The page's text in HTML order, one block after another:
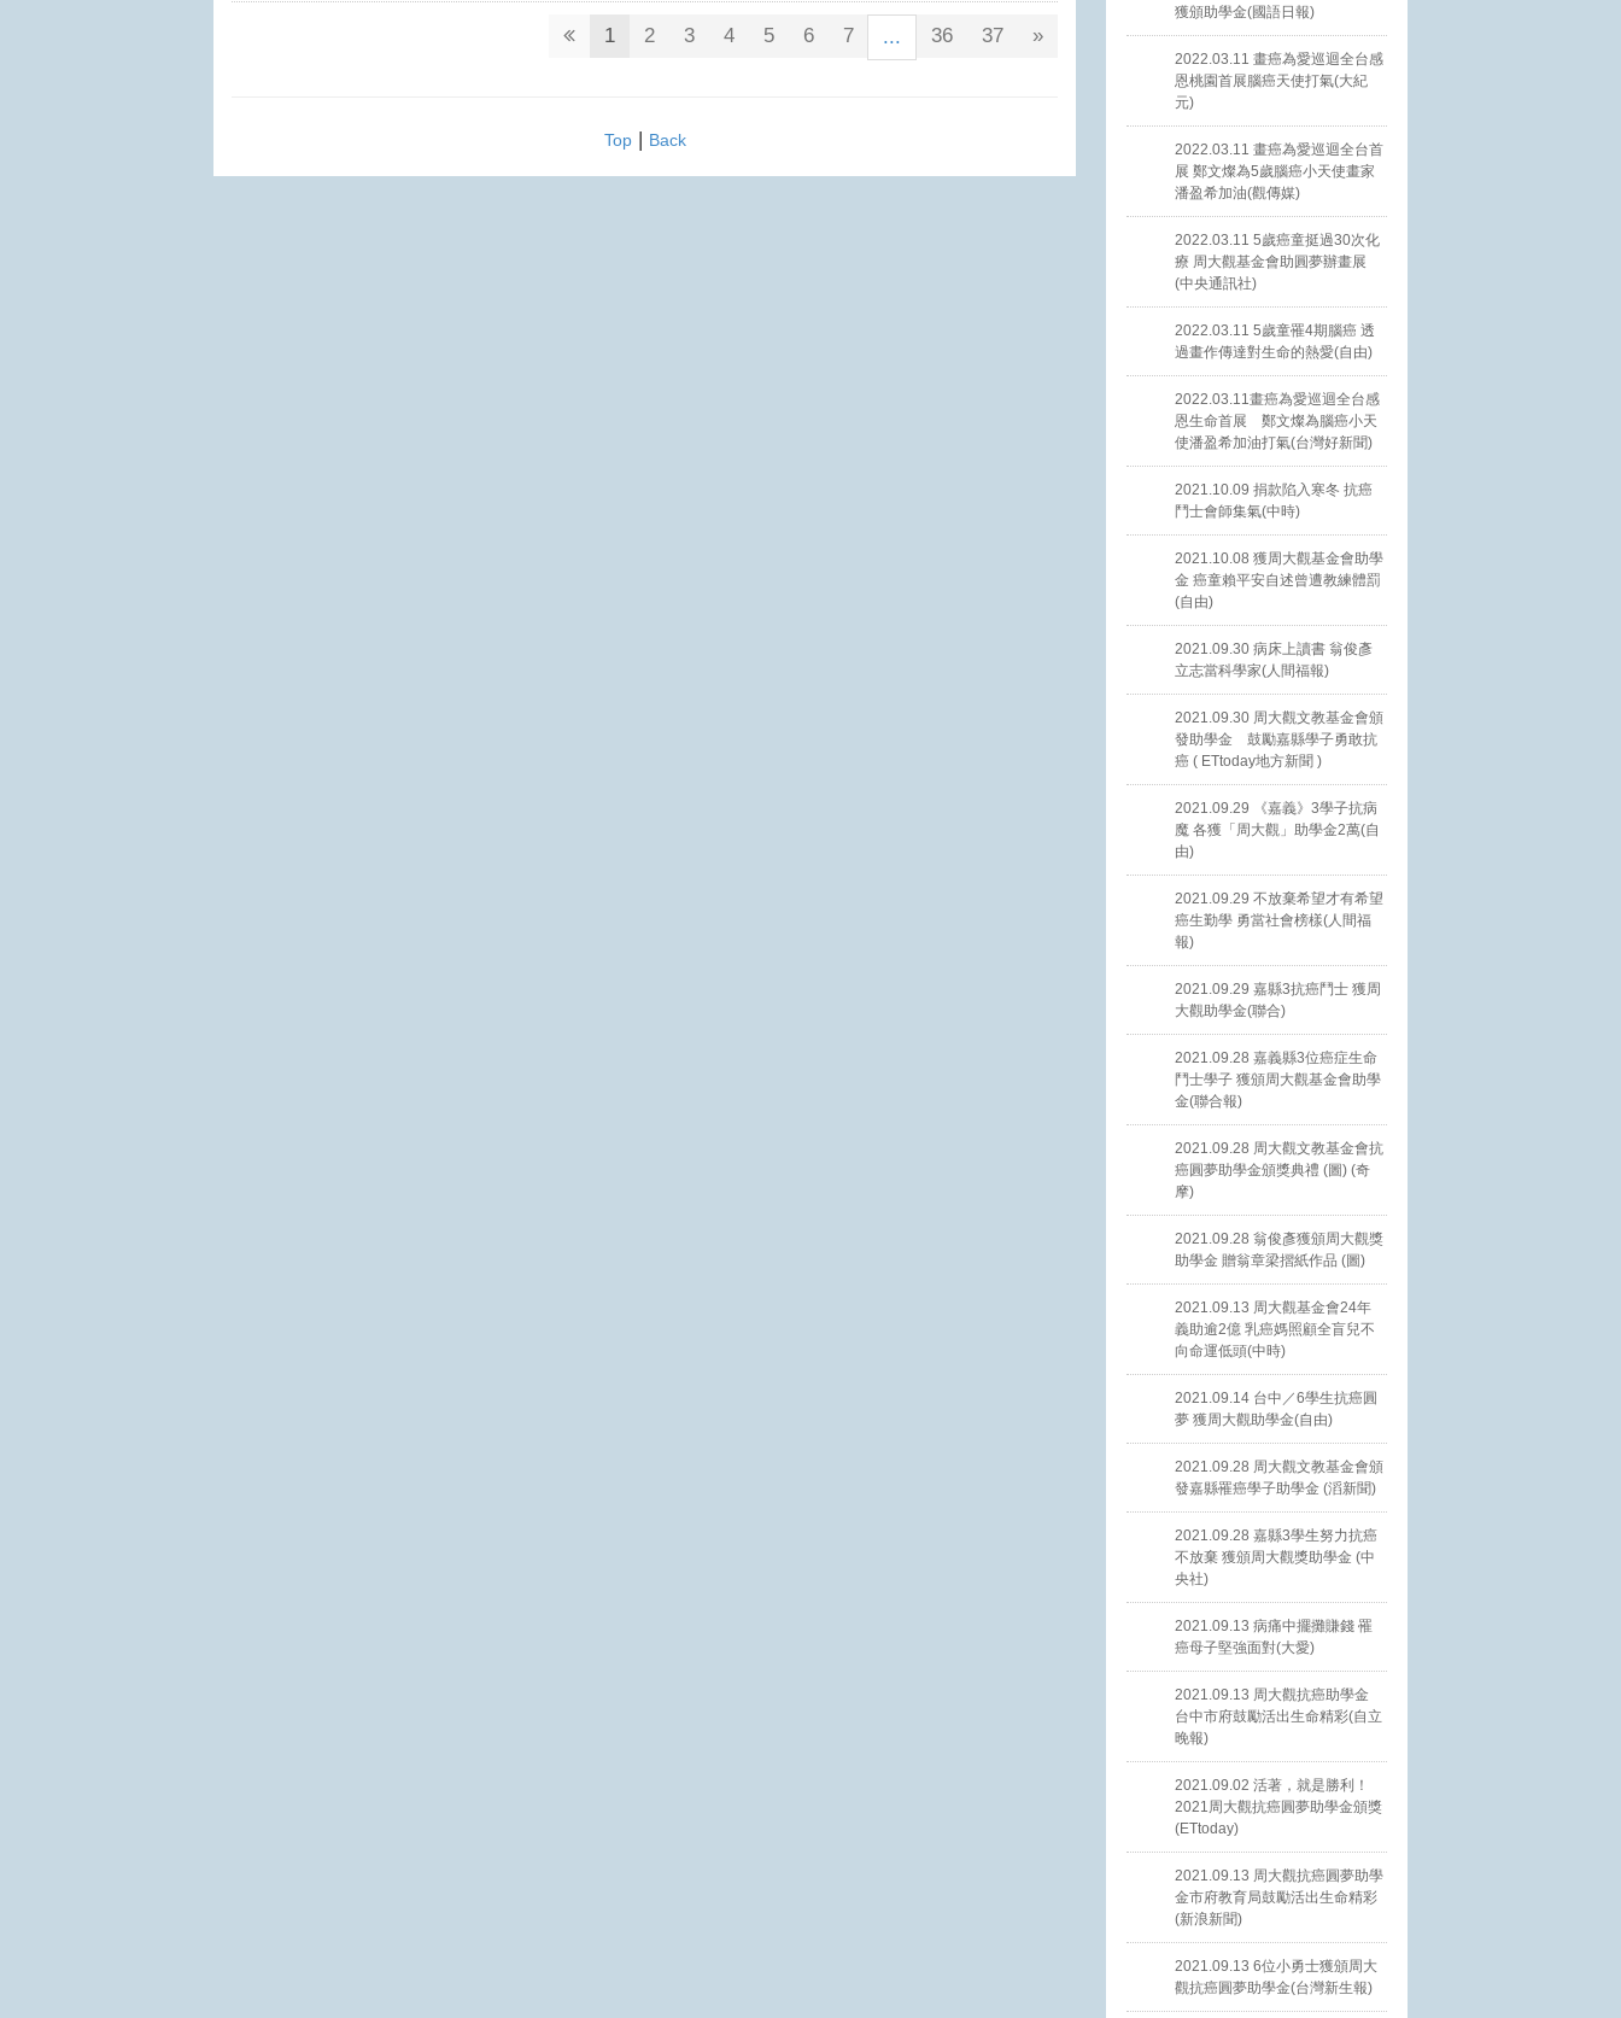
1 2 3 4 5 6 7 ... 36 37 »
Top| Back
獲頒助學金(國語日報)
2022.03.11 畫癌為愛巡迴全台感
恩桃園首展腦癌天使打氣(大紀
元)
2022.03.11 畫癌為愛巡迴全台首
展 鄭文燦為5歲腦癌小天使畫家
潘盈希加油(觀傳媒)
2022.03.11 5歲癌童挺過30次化
療 周大觀基金會助圓夢辦畫展
(中央通訊社)
2022.03.11 5歲童罹4期腦癌 透
過畫作傳達對生命的熱愛(自由)
2022.03.11畫癌為愛巡迴全台感
恩生命首展 鄭文燦為腦癌小天
使潘盈希加油打氣(台灣好新聞)
2021.10.09 捐款陷入寒冬 抗癌
鬥士會師集氣(中時)
2021.10.08 獲周大觀基金會助學
金 癌童賴平安自述曾遭教練體罰
(自由)
2021.09.30 病床上讀書 翁俊彥
立志當科學家(人間福報)
2021.09.30 周大觀文教基金會頒
發助學金 鼓勵嘉縣學子勇敢抗
癌 ( ETtoday地方新聞 )
2021.09.29 《嘉義》3學子抗病
魔 各獲「周大觀」助學金2萬(自
由)
2021.09.29 不放棄希望才有希望
癌生勤學 勇當社會榜樣(人間福
報)
2021.09.29 嘉縣3抗癌鬥士 獲周
大觀助學金(聯合)
2021.09.28 嘉義縣3位癌症生命
鬥士學子 獲頒周大觀基金會助學
金(聯合報)
2021.09.28 周大觀文教基金會抗
癌圓夢助學金頒獎典禮 (圖) (奇
摩)
2021.09.28 翁俊彥獲頒周大觀獎
助學金 贈翁章梁摺紙作品 (圖)
2021.09.13 周大觀基金會24年
義助逾2億 乳癌媽照顧全盲兒不
向命運低頭(中時)
2021.09.14 台中／6學生抗癌圓
夢 獲周大觀助學金(自由)
2021.09.28 周大觀文教基金會頒
發嘉縣罹癌學子助學金 (滔新聞)
2021.09.28 嘉縣3學生努力抗癌
不放棄 獲頒周大觀獎助學金 (中
央社)
2021.09.13 病痛中擺攤賺錢 罹
癌母子堅強面對(大愛)
2021.09.13 周大觀抗癌助學金
台中市府鼓勵活出生命精彩(自立
晚報)
2021.09.02 活著，就是勝利！
2021周大觀抗癌圓夢助學金頒獎
(ETtoday)
2021.09.13 周大觀抗癌圓夢助學
金市府教育局鼓勵活出生命精彩
(新浪新聞)
2021.09.13 6位小勇士獲頒周大
觀抗癌圓夢助學金(台灣新生報)